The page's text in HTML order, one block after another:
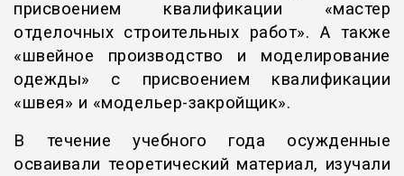
присвоением квалификации «мастер
отделочных строительных работ». А также
«швейное производство и моделирование
одежды» с присвоением квалификации
«швея» и «модельер-закройщик».
В течение учебного года осужденные
осваивали теоретический материал, изучали